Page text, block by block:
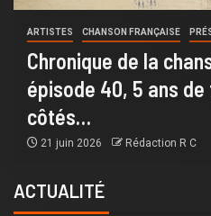
ARTISTES AUTEUR
De « Révolution »
Européen » :
Nigon passe du
19 mai 2026 Rédaction R C
ACTUALITÉ